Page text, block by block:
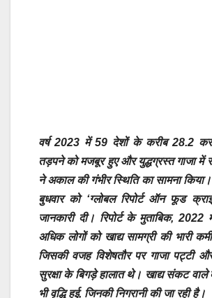
वर्ष 2023 में 59 देशों के करीब 28.2
तड़पने को मजबूर हुए और युद्धग्रस्त गाजा में
ने अकाल की गंभीर स्थिति का सामना
बुधवार को ‘ग्लोबल रिपोर्ट ऑन फूड
जानकारी दी। रिपोर्ट के मुताबिक,
अधिक लोगों को खाद्य सामग्री की भारी
जिसकी वजह विशेषतौर पर गाजा पट्टी
सुरक्षा के बिगड़े हालात थे। खाद्य संकट वाले
भी वृद्धि हुई, जिनकी निगरानी की जा रही है।